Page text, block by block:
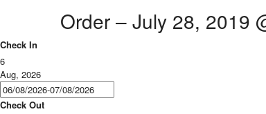
navigation
Order – July 28, 2019
Check In
6
Aug, 2026
Check Out